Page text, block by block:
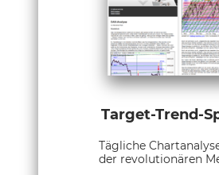
Target-Trend-
Tägliche
der revolutionären